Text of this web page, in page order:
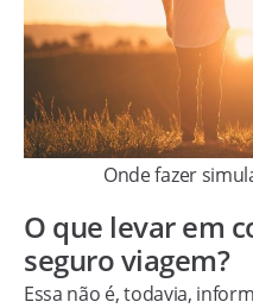
Onde fazer
O que levar em
seguro viagem?
Essa não é, todavia,